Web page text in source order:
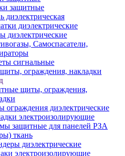
защитные
диэлектрическая
диэлектрические
диэлектрические
Самоспасатели,
сигнальные
ограждения, накладки
щиты, ограждения,
ограждения диэлектрические
электроизолирующие
защитные для панелей РЗА
ткань
диэлектрические
электроизолирующие